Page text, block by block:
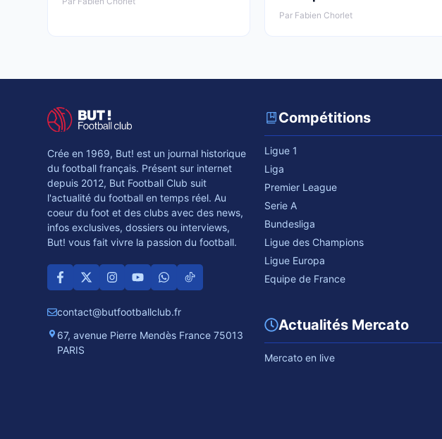
Par Fabien Chorlet
Crée en 1969, But! est un journal historique
du football français. Présent sur internet
depuis 2012, But Football Club suit
l'actualité du football en temps réel. Au
coeur du foot et des clubs avec des news,
infos exclusives, dossiers ou interviews,
But! vous fait vivre la passion du football.
contact@butfootballclub.fr
67, avenue Pierre Mendès France 75013
PARIS
Compétitions
Ligue 1
Liga
Premier League
Serie A
Bundesliga
Ligue des Champions
Ligue Europa
Equipe de France
Actualités Mercato
Mercato en live